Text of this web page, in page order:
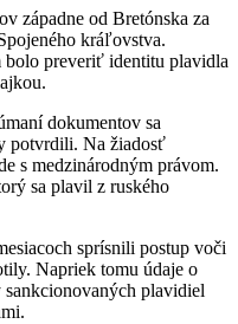
západne od Bretónska za
kráľovstva.
preveriť identitu plavidla
dokumentov sa
potvrdili. Na žiadosť
s medzinárodným právom.
sa plavil z ruského
sprísnili postup voči
Napriek tomu údaje o
sankcionovaných plavidiel